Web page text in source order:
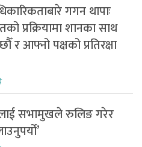
गगन थापाः
प्रक्रियामा शानका साथ
र आफ्नो पक्षको प्रतिरक्षा
सभामुखले रुलिङ गरेर